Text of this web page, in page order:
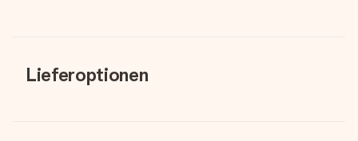
Lieferoptionen